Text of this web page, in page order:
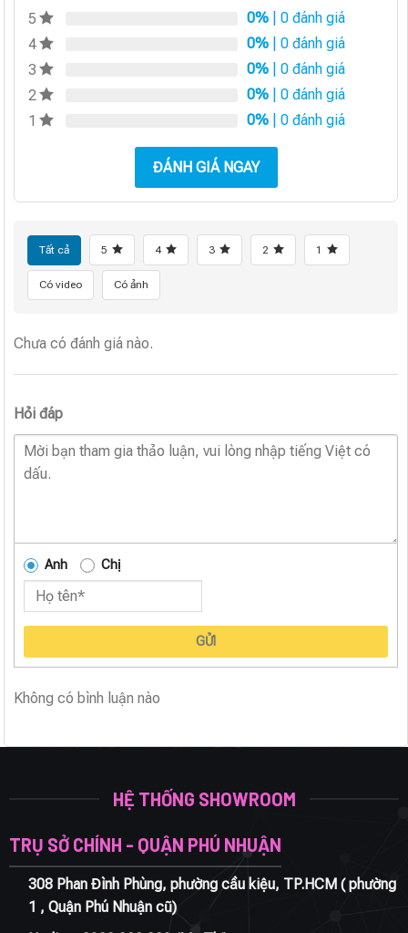
5 0% | 0 đánh giá
4
0% | 0 đánh giá
3
0% | 0 đánh giá
2
0% | 0 đánh giá
1
0% | 0 đánh giá
ĐÁNH GIÁ NGAY
Tất cả 5 4 3 2 1
Có video Có ảnh
Chưa có đánh giá nào.
Hỏi đáp
Anh Chị
GỬI
Không có bình luận nào
HỆ THỐNG SHOWROOM
TRỤ SỞ CHÍNH - QUẬN PHÚ NHUẬN
308 Phan Đình Phùng, phường cầu kiệu, TP.HCM ( phường
1 , Quận Phú Nhuận cũ)